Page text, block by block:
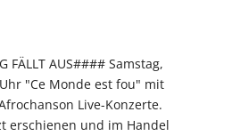
FÄLLT AUS#### Samstag,
"Ce Monde est fou" mit
Live-Konzerte.
erschienen und im Handel